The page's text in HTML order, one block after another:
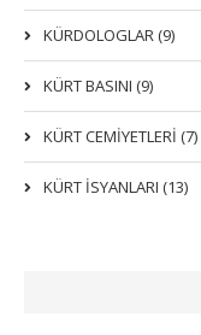
KÜRDOLOGLAR (9)
KÜRT BASINI (9)
KÜRT CEMİYETLERİ (7)
KÜRT İSYANLARI (13)